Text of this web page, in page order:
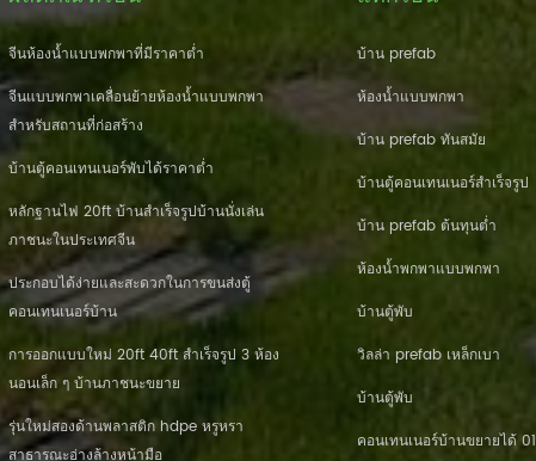
จีนห้องน้ำแบบพกพาที่มีราคาต่ำ
จีนแบบพกพาเคลื่อนย้ายห้องน้ำแบบพกพา
สำหรับสถานที่ก่อสร้าง
บ้านตู้คอนเทนเนอร์พับได้ราคาต่ำ
หลักฐานไฟ 20ft บ้านสำเร็จรูปบ้านนั่งเล่น
ภาชนะในประเทศจีน
ประกอบได้ง่ายและสะดวกในการขนส่งตู้
คอนเทนเนอร์บ้าน
การออกแบบใหม่ 20ft 40ft สำเร็จรูป 3 ห้อง
นอนเล็ก ๆ บ้านภาชนะขยาย
รุ่นใหม่สองด้านพลาสติก hdpe หรูหรา
สาธารณะอ่างล้างหน้ามือ
บ้าน prefab
ห้องน้ำแบบพกพา
บ้าน prefab ทันสมัย
บ้านตู้คอนเทนเนอร์สำเร็จรูป
บ้าน prefab ต้นทุนต่ำ
ห้องน้ำพกพาแบบพกพา
บ้านตู้พับ
วิลล่า prefab เหล็กเบา
บ้านตู้พับ
คอนเทนเนอร์บ้านขยายได้ 01